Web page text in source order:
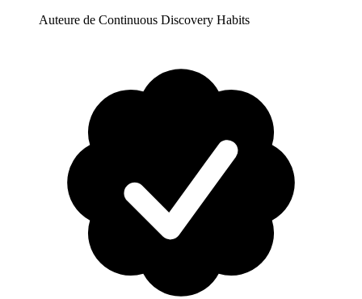
Auteure de Continuous Discovery Habits